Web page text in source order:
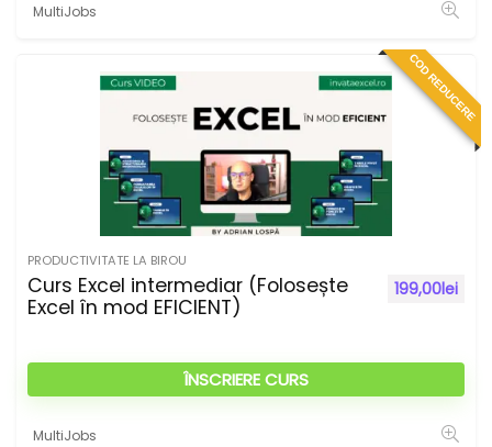
MultiJobs
COD REDUCERE
PRODUCTIVITATE LA BIROU
Curs Excel intermediar (Folosește
Excel în mod EFICIENT)
199,00lei
ÎNSCRIERE CURS
MultiJobs